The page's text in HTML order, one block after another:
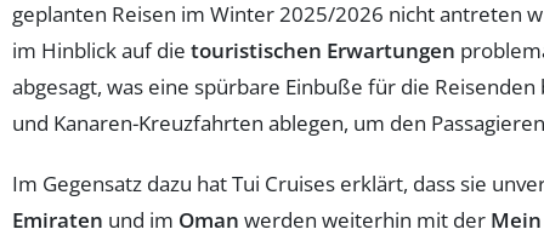
geplanten Reisen im Winter 2025/2026 nicht antreten
im Hinblick auf die touristischen Erwartungen
abgesagt, was eine spürbare Einbuße für die
und Kanaren-Kreuzfahrten ablegen, um den
Im Gegensatz dazu hat Tui Cruises erklärt, dass sie
Emiraten und im Oman werden weiterhin mit der